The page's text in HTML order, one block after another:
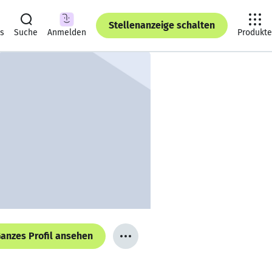
Suche Anmelden
Stellenanzeige schalten
Produkte
Profil ansehen